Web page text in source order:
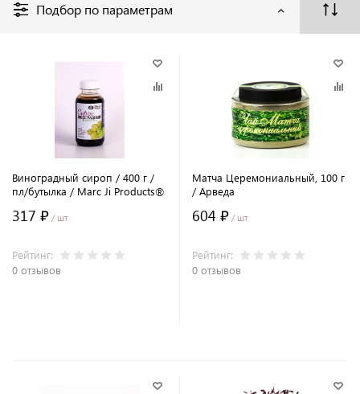
Подбор по параметрам
Виноградный сироп / 400 г /
пл/бутылка / Marc Ji Products®
317 ₽ / шт
Рейтинг:
0 отзывов
Матча Церемониальный, 100 г
/ Арведа
604 ₽ / шт
Рейтинг:
0 отзывов